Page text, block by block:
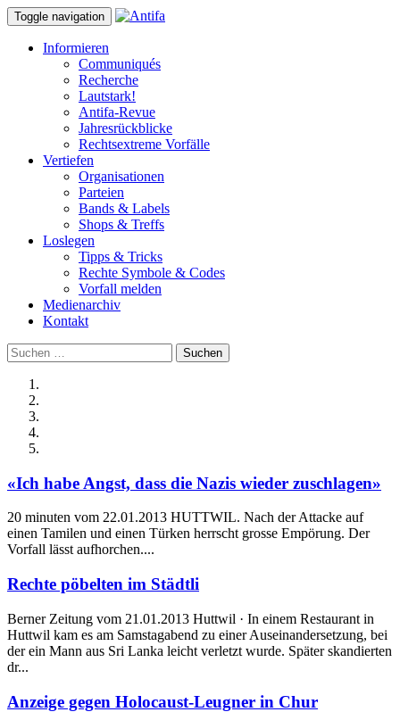
Toggle navigation
Informieren
Communiqués
Recherche
Lautstark!
Antifa-Revue
Jahresrückblicke
Rechtsextreme Vorfälle
Vertiefen
Organisationen
Parteien
Bands & Labels
Shops & Treffs
Loslegen
Tipps & Tricks
Rechte Symbole & Codes
Vorfall melden
Medienarchiv
Kontakt
Suchen
nach:
«Ich habe Angst, dass die Nazis wieder zuschlagen»
20 minuten vom 22.01.2013 HUTTWIL. Nach der Attacke auf
einen Tamilen und einen Türken herrscht grosse Empörung. Der
Vorfall lässt aufhorchen....
Rechte pöbelten im Städtli
Berner Zeitung vom 21.01.2013 Huttwil · In einem Restaurant in
Huttwil kam es am Samstagabend zu einer Auseinandersetzung, bei
der ein Mann aus Sri Lanka leicht verletzt wurde. Später skandierten
dr...
Anzeige gegen Holocaust-Leugner in Chur